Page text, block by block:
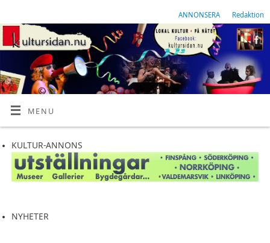
ANNONSERA Redaktion
MENU
KULTUR-ANNONS
NYHETER